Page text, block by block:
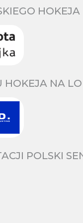
HOKEJA
HOKEJA NA
POLSKI